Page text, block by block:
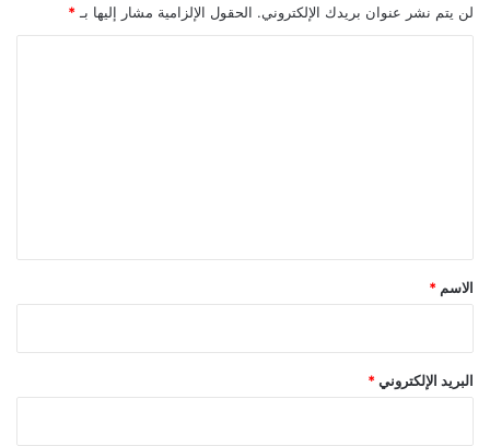
لن يتم نشر عنوان بريدك الإلكتروني. الحقول الإلزامية مشار إليها بـ *
*
الاسم *
البريد الإلكتروني *